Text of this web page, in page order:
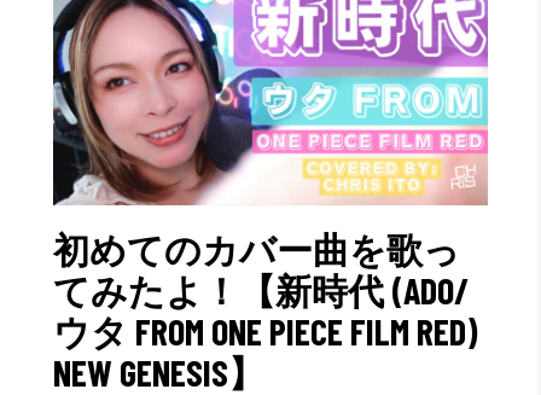
初めてのカバー曲を歌っ
てみたよ！【新時代 (ADO/
ウタ FROM ONE PIECE FILM RED)
NEW GENESIS】